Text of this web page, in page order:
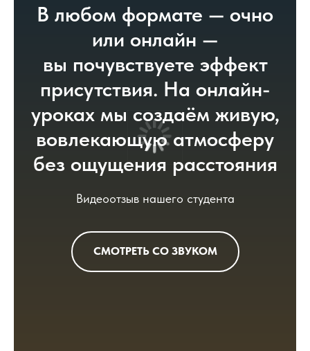
В любом формате — очно
или онлайн —
вы почувствуете эффект
присутствия. На онлайн-
уроках мы создаём живую,
вовлекающую атмосферу
без ощущения расстояния
Видеоотзыв нашего студента
СМОТРЕТЬ СО ЗВУКОМ